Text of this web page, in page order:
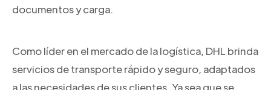
documentos y carga.
Como líder en el mercado de la logística, DHL brinda
servicios de transporte rápido y seguro, adaptados
a las necesidades de sus clientes. Ya sea que se